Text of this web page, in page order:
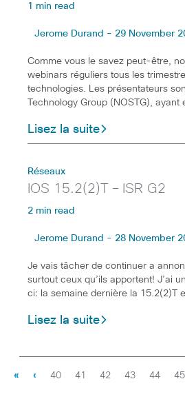
1 min read
Jerome Durand - 29 November
Comme vous le savez peut-être,
webinars réguliers tous les
technologies. Les présentateurs
Technology Group (NOSTG), ayant
Lisez la suite
Réseaux
IOS 15.2(2)T – ISR G2
2 min read
Jerome Durand - 28 November
Je vais tâcher de continuer a
surtout ceux qu’ils apportent! J’ai
ci: la semaine dernière la 15.2(2)T
Lisez la suite
« ‹ 40 41 42 43 44 45